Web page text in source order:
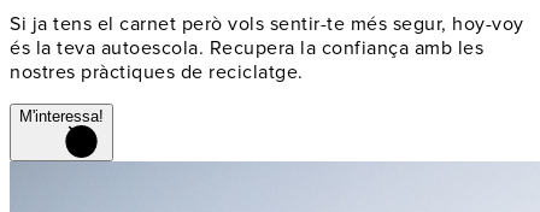
Si ja tens el carnet però vols sentir-te més segur, hoy-voy
és la teva autoescola. Recupera la confiança amb les
nostres pràctiques de reciclatge.
M'interessa!